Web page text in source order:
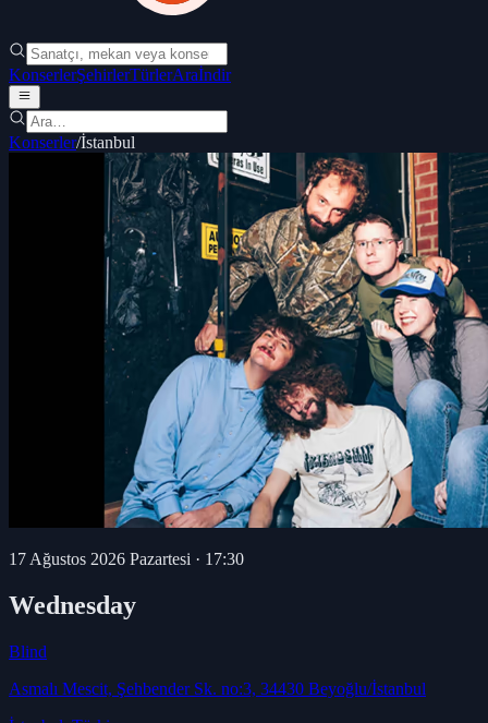
KonserlerŞehirlerTürlerAraİndir
Konserler/İstanbul
17 Ağustos 2026 Pazartesi · 17:30
Wednesday
Blind
Asmalı Mescit, Şehbender Sk. no:3, 34430 Beyoğlu/İstanbul